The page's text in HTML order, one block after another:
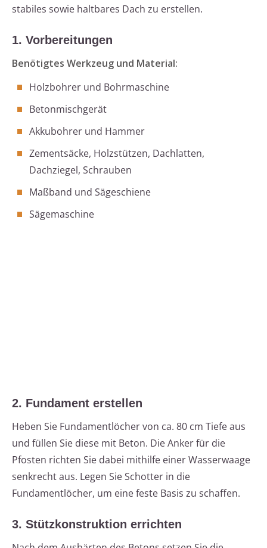
stabiles sowie haltbares Dach zu erstellen.
1. Vorbereitungen
Benötigtes Werkzeug und Material:
Holzbohrer und Bohrmaschine
Betonmischgerät
Akkubohrer und Hammer
Zementsäcke, Holzstützen, Dachlatten,
Dachziegel, Schrauben
Maßband und Sägeschiene
Sägemaschine
2. Fundament erstellen
Heben Sie Fundamentlöcher von ca. 80 cm Tiefe aus
und füllen Sie diese mit Beton. Die Anker für die
Pfosten richten Sie dabei mithilfe einer Wasserwaage
senkrecht aus. Legen Sie Schotter in die
Fundamentlöcher, um eine feste Basis zu schaffen.
3. Stützkonstruktion errichten